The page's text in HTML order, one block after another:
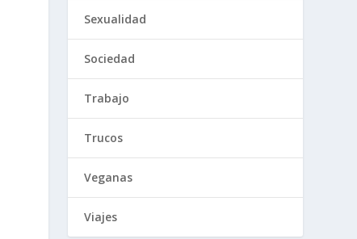
Sexualidad
Sociedad
Trabajo
Trucos
Veganas
Viajes